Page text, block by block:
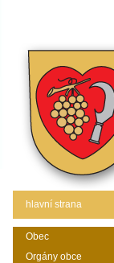
hlavní strana
Obec
Orgány obce